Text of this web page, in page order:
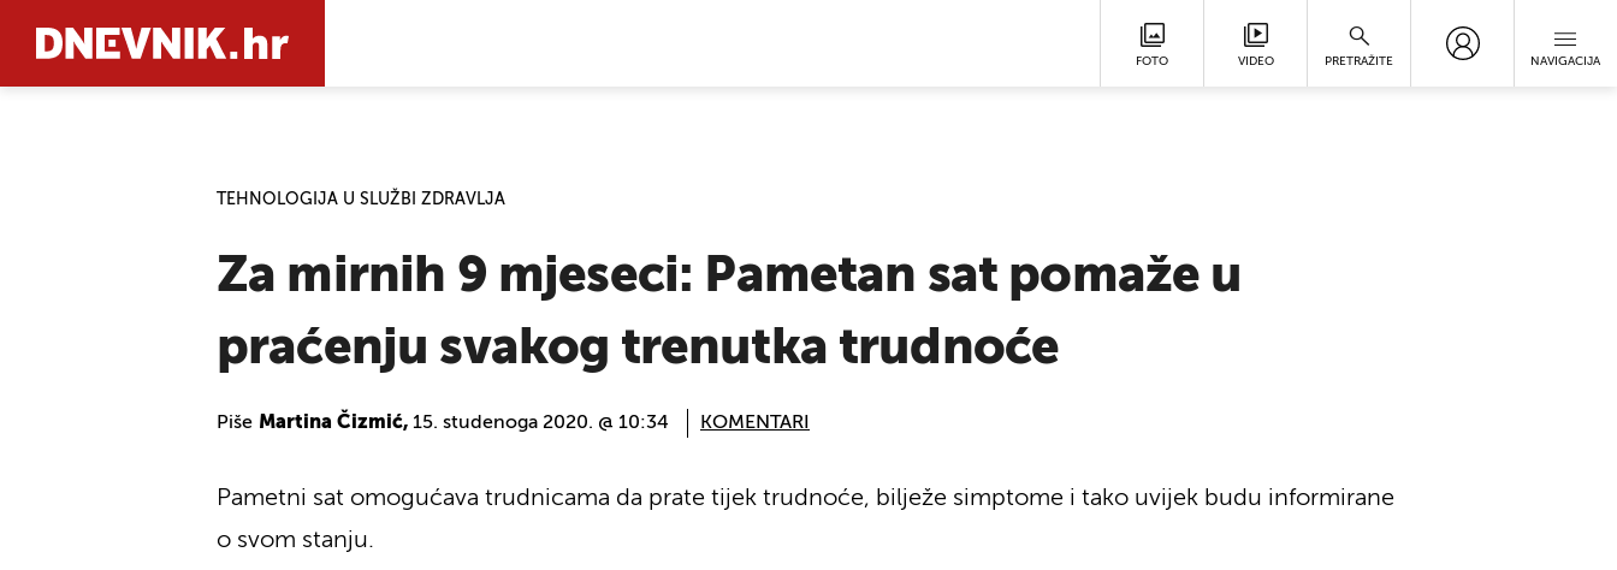
FOTO VIDEO PRETRAŽITE NAVIGACIJA
TEHNOLOGIJA U SLUŽBI ZDRAVLJA
Za mirnih 9 mjeseci: Pametan sat pomaže u
praćenju svakog trenutka trudnoće
Piše Martina Čizmić, 15. studenoga 2020. @ 10:34 KOMENTARI
Pametni sat omogućava trudnicama da prate tijek trudnoće, bilježe simptome i tako uvijek budu informirane
o svom stanju.